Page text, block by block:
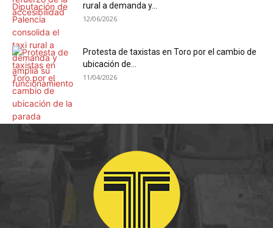
rural a demanda y...
12/06/2026
Protesta de taxistas en Toro por el cambio de
ubicación de...
11/04/2026